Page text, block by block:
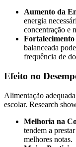
Aumento da
energia
concentração e
balanceada
frequência de
Efeito no
Alimentação
escolar. Research
Melhoria na
tendem a
melhores notas.